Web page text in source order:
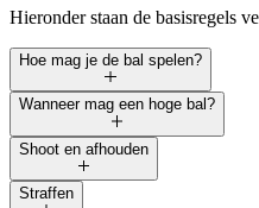
Hieronder staan de basisregels
Hoe mag je de bal spelen?
Wanneer mag een hoge bal?
Shoot en afhouden
Straffen